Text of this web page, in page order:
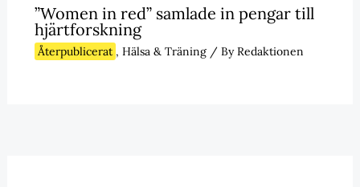
”Women in red” samlade in pengar till
hjärtforskning
Återpublicerat , Hälsa & Träning/ ByRedaktionen